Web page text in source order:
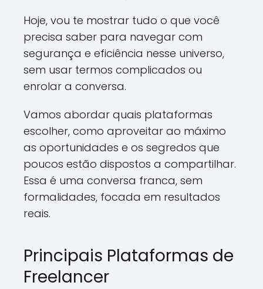
Hoje, vou te mostrar tudo o que você
precisa saber para navegar com
segurança e eficiência nesse universo,
sem usar termos complicados ou
enrolar a conversa.
Vamos abordar quais plataformas
escolher, como aproveitar ao máximo
as oportunidades e os segredos que
poucos estão dispostos a compartilhar.
Essa é uma conversa franca, sem
formalidades, focada em resultados
reais.
Principais Plataformas de
Freelancer